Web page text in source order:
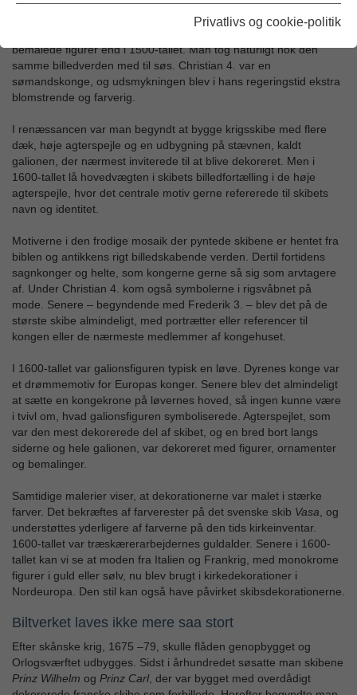
Privatlivs og cookie-politik
I Christian 4.s regeringstid (1588-1648) blev inventar i slotte og
bemalede figurer end i 1500-tallet. Man tog naturligt nok den
samme billedverden med til søs. Christian 4. var en
sømandskonge, og udsmykningen blev i hans regeringstid ekstra
blomstrende og farverig.
I renæssancen var man begyndt at bygge krigsskibe med flere
dæk, høje agterspejle og en udbygning på stævnen, kaldt
galionen, der nærmest inviterede til at blive dekoreret. Men i
1600-tallet lå hovedvægten i skibets billedfortælling i de høje
agterspejle, hvor det centrale motiv gerne refererede til skibets
navn og identitet.
Motiverne i den frodige mosaik der pyntede skibene er hentet fra
biblen og antikkens rigt billedskabende verden. Dertil fortidens
sagnkonger og helte, som kongerne gerne så sig som arvtagere
af. Under Christian 4. kom også symbolerne i rigsvåbnet på
mode. Senere – begyndende med Frederik 3. – blev det på de
største skibe almindeligt, med portrætter eller referencer til
kongen eller de nærmeste medlemmer af kongehuset.
I 1600-tallet var galionsfiguren typisk en løve. Dyrenes konge var
et drømmemotiv for Europas konger. Senere blev det almindeligt
at sætte en kongekrone på løvernes hoved, så ingen kunne være
i tvivl om, hvad galionsfiguren symboliserede. Agterspejlet, som
var den mest dekorerede del af skibet, og en bred bort langs
siderne og hele galionen, var dekoreret med figurer, ornamenter
og bemalinger.
Samtidige malerier viser, at dekorationerne var malet i stærke
farver. Det bekræftes af farverester på det svenske skib Vasa , og
understøttes yderligere af farverne på den tids kirkeinventar.
1600-tallet var træskærerarbejdernes guldalder. Senere i 1600-
tallet kan vi se at moden fra Italien og Frankrig, med monokrome
figurer i guld eller sølv, nu blev brugt i kirkedekorationer i
Nordeuropa. Den stil kan også have påvirket skibsdekorationerne.
Biltverket laves ikke mere saa stort
Efter skånske krig, 1675 –79, skulle flåden genopbygget og
Orlogsværftet udbygges. Sidst i århundredet søsatte man skibene
Prinz Wilhelm og Prinz Carl, der var bygget med overdådigt